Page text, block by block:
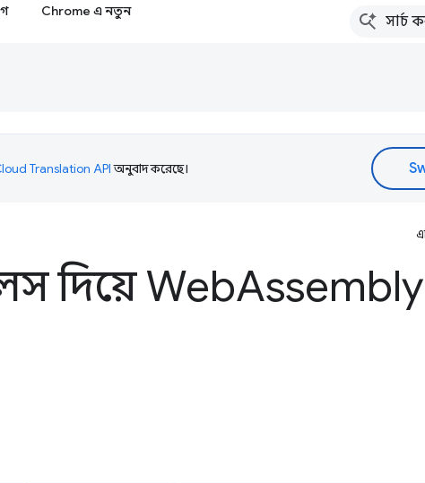
Chrome এ নতুন
Translation APIঅনুবাদ করেছে।
দিয়ে Web